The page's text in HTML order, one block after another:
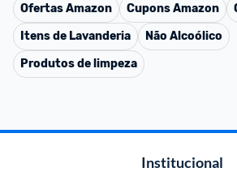
OfertasAmazon CuponsAmazon
Itens de Lavanderia
Não Alcoólico
Produtos de limpeza
Institucional